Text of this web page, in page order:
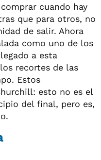
cuando hay
que para otros, no
de salir. Ahora
como uno de los
a esta
recortes de las
Estos
esto no es el
del final, pero es,